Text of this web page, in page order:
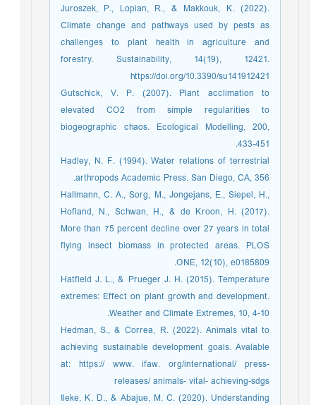
Juroszek, P., Lopian, R., & Makkouk, K. (2022).
Climate change and pathways used by pests as
challenges to plant health in agriculture and
forestry. Sustainability, 14(19), 12421.
https://doi.org/10.3390/su141912421
Gutschick, V. P. (2007). Plant acclimation to
elevated CO2 from simple regularities to
biogeographic chaos. Ecological Modelling, 200,
433-451.
Hadley, N. F. (1994). Water relations of terrestrial
arthropods Academic Press. San Diego, CA, 356.‏ ‏
Hallmann, C. A., Sorg, M., Jongejans, E., Siepel, H.,
Hofland, N., Schwan, H., & de Kroon, H. (2017).
More than 75 percent decline over 27 years in total
flying insect biomass in protected areas. PLOS
ONE, 12(10), e0185809.‏
Hatfield J. L., & Prueger J. H. (2015). Temperature
extremes: Effect on plant growth and development.
Weather and Climate Extremes, 10, 4-10.
Hedman, S., & Correa, R. (2022). Animals vital to
achieving sustainable development goals. Avalable
at: https:// www. ifaw. org/international/ press-
releases/ animals- vital- achieving-sdgs
Ileke, K. D., & Abajue, M. C. (2020). Understanding